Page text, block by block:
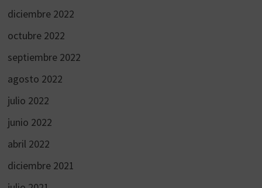
diciembre 2022
octubre 2022
septiembre 2022
agosto 2022
julio 2022
junio 2022
abril 2022
diciembre 2021